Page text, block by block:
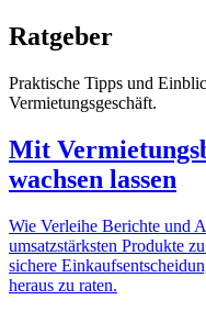
Ratgeber
Praktische Tipps und
Vermietungsgeschäft.
Mit
wachsen lassen
Wie Verleihe Berichte und
umsatzstärksten Produkte
sichere
heraus zu raten.